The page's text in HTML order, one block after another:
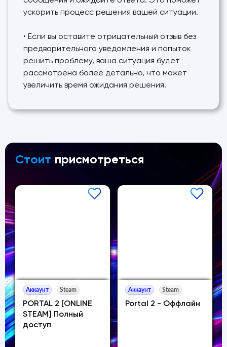
ускорить процесс решения вашей ситуации.
• Если вы оставите отрицательный отзыв без
предварительного уведомления и попыток
решить проблему, ваша ситуация будет
рассмотрена более детально, что может
увеличить время ожидания решения.
Стоит присмотреться
Аккаунт Steam
PORTAL 2 [ONLINE
STEAM] Полный
доступ
Аккаунт Steam
Portal 2 - Оффлайн